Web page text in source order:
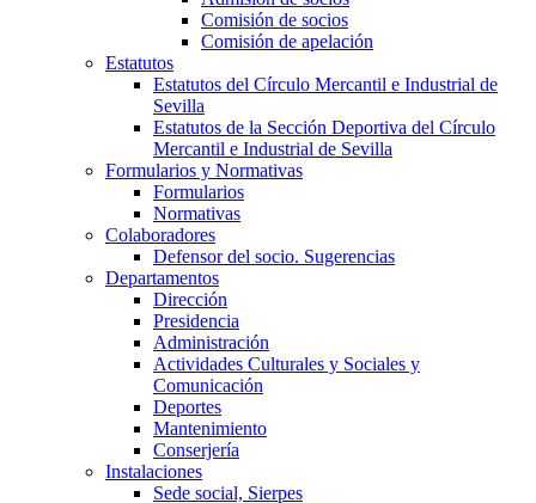
Comisión de socios
Comisión de apelación
Estatutos
Estatutos del Círculo Mercantil e Industrial de
Sevilla
Estatutos de la Sección Deportiva del Círculo
Mercantil e Industrial de Sevilla
Formularios y Normativas
Formularios
Normativas
Colaboradores
Defensor del socio. Sugerencias
Departamentos
Dirección
Presidencia
Administración
Actividades Culturales y Sociales y
Comunicación
Deportes
Mantenimiento
Conserjería
Instalaciones
Sede social, Sierpes